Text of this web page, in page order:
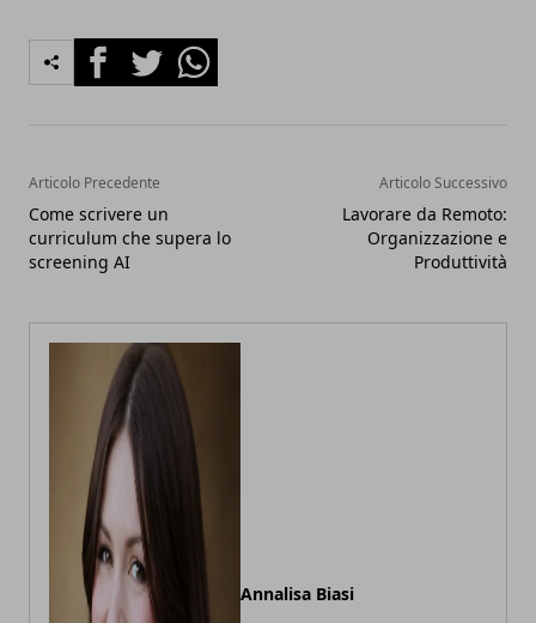
FacebookTwitterWhatsapp
Articolo Precedente
Come scrivere un
curriculum che supera lo
screening AI
Articolo Successivo
Lavorare da Remoto:
Organizzazione e
Produttività
Annalisa Biasi